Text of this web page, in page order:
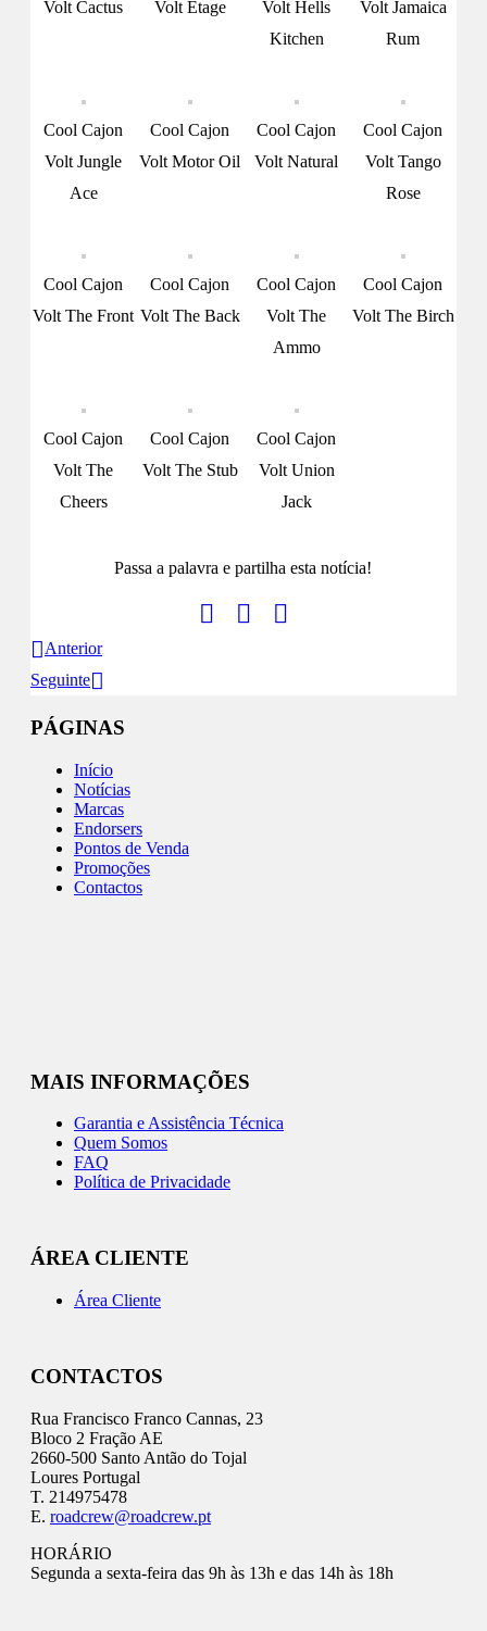
Volt Cactus
Volt Etage
Volt Hells
Kitchen
Volt Jamaica
Rum
Cool Cajon
Volt Jungle
Ace
Cool Cajon
Volt Motor Oil
Cool Cajon
Volt Natural
Cool Cajon
Volt Tango
Rose
Cool Cajon
Volt The Front
Cool Cajon
Volt The Back
Cool Cajon
Volt The
Ammo
Cool Cajon
Volt The Birch
Cool Cajon
Volt The
Cheers
Cool Cajon
Volt The Stub
Cool Cajon
Volt Union
Jack
Passa a palavra e partilha esta notícia!
Anterior
Seguinte
PÁGINAS
Início
Notícias
Marcas
Endorsers
Pontos de Venda
Promoções
Contactos
MAIS INFORMAÇÕES
Garantia e Assistência Técnica
Quem Somos
FAQ
Política de Privacidade
ÁREA CLIENTE
Área Cliente
CONTACTOS
Rua Francisco Franco Cannas, 23
Bloco 2 Fração AE
2660-500 Santo Antão do Tojal
Loures Portugal
T. 214975478
E. roadcrew@roadcrew.pt
HORÁRIO
Segunda a sexta-feira das 9h às 13h e das 14h às 18h